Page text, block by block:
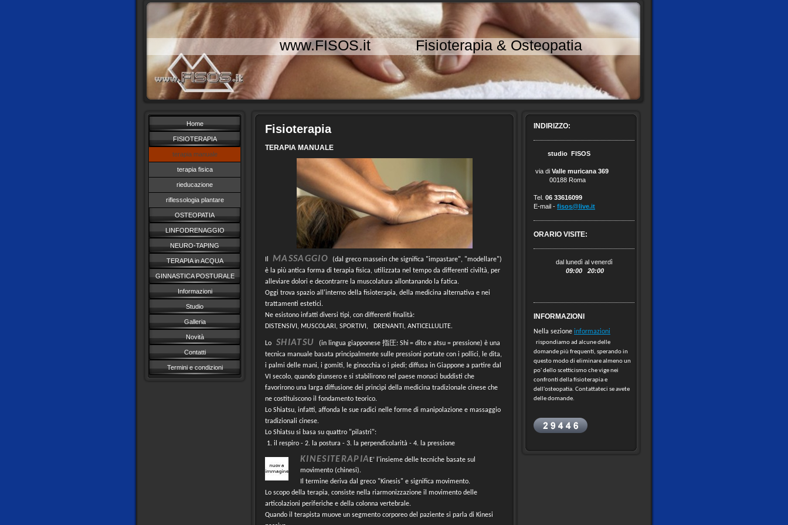
www.FISOS.it Fisioterapia & Osteopatia
Home
FISIOTERAPIA
terapia manuale
terapia fisica
rieducazione
riflessologia plantare
OSTEOPATIA
LINFODRENAGGIO
NEURO-TAPING
TERAPIA in ACQUA
GINNASTICA POSTURALE
Informazioni
Studio
Galleria
Novità
Contatti
Termini e condizioni
Fisioterapia
TERAPIA MANUALE
MASSAGGIO
(dal greco massein che significa "impastare", "modellare")
è la più antica forma di terapia fisica, utilizzata nel tempo da differenti civiltà, per
alleviare dolori e decontrarre la muscolatura allontanando la fatica.
Oggi trova spazio all'interno della fisioterapia, della medicina alternativa e nei
trattamenti estetici.
Ne esistono infatti diversi tipi, con differenti finalità:
DISTENSIVI, MUSCOLARI, SPORTIVI, DRENANTI, ANTICELLULITE.
Lo SHIATSU (in lingua giapponese 指圧: Shi = dito e atsu = pressione) è una
tecnica manuale basata principalmente sulle pressioni portate con i pollici, le dita,
i palmi delle mani, i gomiti, le ginocchia o i piedi; diffusa in Giappone a partire dal
VI secolo, quando giunsero e si stabilirono nel paese monaci buddisti che
favorirono una larga diffusione dei princìpi della medicina tradizionale cinese che
ne costituiscono il fondamento teorico.
Lo Shiatsu, infatti, affonda le sue radici nelle forme di manipolazione e massaggio
tradizionali cinese.
Lo Shiatsu si basa su quattro "pilastri":
1. il respiro - 2. la postura - 3. la perpendicolarità - 4. la pressione
KINESITERAPIAE’ l'insieme delle tecniche basate sul
movimento (chinesi).
Il termine deriva dal greco "Kinesis" e significa movimento.
Lo scopo della terapia, consiste nella riarmonizzazione il movimento delle
articolazioni periferiche e della colonna vertebrale.
Quando il terapista muove un segmento corporeo del paziente si parla di Kinesi
INDIRIZZO:
studio FISOS
via di Valle muricana 369
00188 Roma
Tel. 06 33616099
E-mail - fisos@live.it
ORARIO VISITE:
dal lunedì al venerdì
09:00 20:00
INFORMAZIONI
Nella sezione informazioni
rispondiamo ad alcune delle
domande più frequenti, sperando in
questo modo di eliminare almeno un
po' dello scetticismo che vige nei
confronti della fisioterapia e
dell'osteopatia. Contattateci se avete
delle domande.